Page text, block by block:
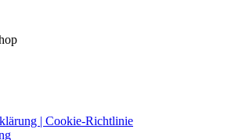
| Cookie-Richtlinie